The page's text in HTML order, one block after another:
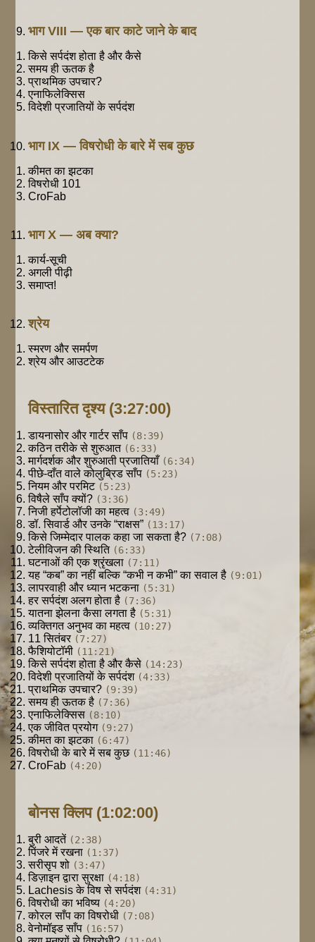
भाग VIII — एक बार काटे जाने के बाद
किसे सर्पदंश होता है और कैसे
समय ही ऊतक है
प्राथमिक उपचार?
एनाफिलेक्सिस
विदेशी प्रजातियों के सर्पदंश
भाग IX — विषरोधी के बारे में सब कुछ
कीमत का झटका
विषरोधी 101
CroFab
भाग X — अब क्या?
कार्य-सूची
अगली पीढ़ी
समाप्त!
श्रेय
स्मरण और समर्पण
श्रेय और आउटटेक
विस्तारित दृश्य (3:27:00)
डायनासोर और गार्टर साँप (8:39)
कठिन तरीके से शुरुआत (6:33)
मार्गदर्शक और शुरुआती प्रजातियाँ (6:34)
पीछे-दाँत वाले कोलुब्रिड साँप (5:23)
नियम और परमिट (5:23)
विषैले साँप क्यों? (3:36)
निजी हर्पेटोलॉजी का महत्व (3:49)
डॉ. सिवार्ड और उनके “राक्षस” (13:17)
किसे जिम्मेदार पालक कहा जा सकता है? (7:08)
टेलीविजन की स्थिति (6:33)
घटनाओं की एक श्रृंखला (7:11)
यह “कब” का नहीं बल्कि “कभी न कभी” का सवाल है (9:01)
लापरवाही और ध्यान भटकना (5:31)
हर सर्पदंश अलग होता है (7:36)
यातना झेलना कैसा लगता है (5:31)
व्यक्तिगत अनुभव का महत्व (10:27)
11 सितंबर (7:27)
फैशियोटॉमी (11:21)
किसे सर्पदंश होता है और कैसे (14:23)
विदेशी प्रजातियों के सर्पदंश (4:33)
प्राथमिक उपचार? (9:39)
समय ही ऊतक है (7:36)
एनाफिलेक्सिस (8:10)
एक जीवित प्रयोग (9:27)
कीमत का झटका (6:47)
विषरोधी के बारे में सब कुछ (11:46)
CroFab (4:20)
बोनस क्लिप (1:02:00)
बुरी आदतें (2:38)
पिंजरे में रखना (1:37)
सरीसृप शो (3:47)
डिज़ाइन द्वारा सुरक्षा (4:18)
Lachesis के विष से सर्पदंश (4:31)
विषरोधी का भविष्य (4:20)
कोरल साँप का विषरोधी (7:08)
वेनोमॉइड साँप (16:57)